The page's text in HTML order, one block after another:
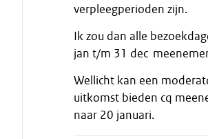
e
i
t
a
a
verpleegperioden zijn.
Ik zou dan alle
jan t/m 31 dec
Wellicht kan een
uitkomst bieden cq
naar 20 januari.